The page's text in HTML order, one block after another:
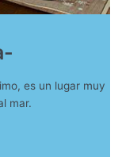
es un lugar muy
mar.